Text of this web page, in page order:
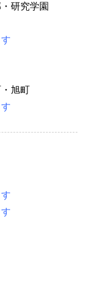
研究学園
旭町